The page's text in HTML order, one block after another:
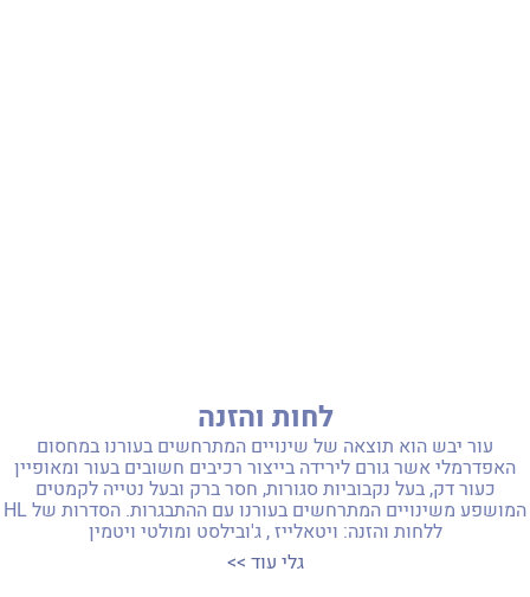
לחות והזנה
עור יבש הוא תוצאה של שינויים המתרחשים בעורנו במחסום
האפדרמלי אשר גורם לירידה בייצור רכיבים חשובים בעור ומאופיין
כעור דק, בעל נקבוביות סגורות, חסר ברק ובעל נטייה לקמטים
המושפע משינויים המתרחשים בעורנו עם ההתבגרות. הסדרות של HL
ללחות והזנה: ויטאלייז , ג'ובילסט ומולטי ויטמין
גלי עוד >>